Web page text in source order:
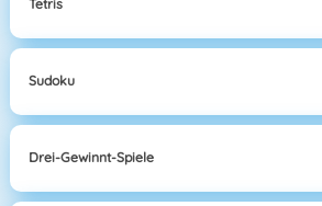
Tetris
Sudoku
Drei-Gewinnt-Spiele